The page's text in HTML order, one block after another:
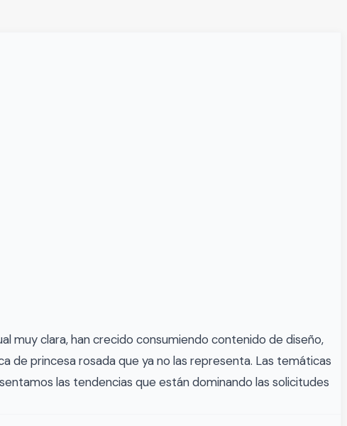
muy clara, han crecido consumiendo contenido de diseño,
princesa rosada que ya no las representa. Las temáticas
las tendencias que están dominando las solicitudes